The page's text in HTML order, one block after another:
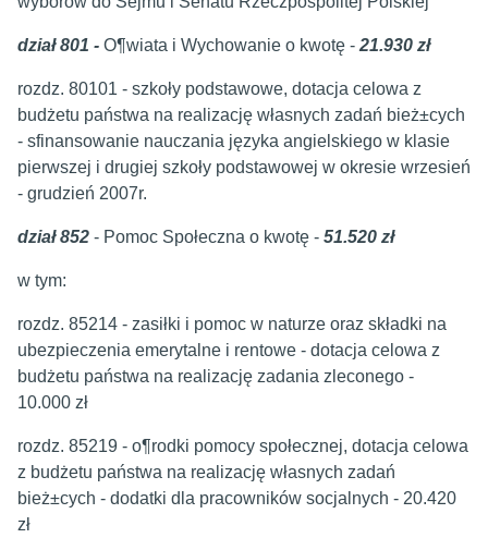
dział 801 - O¶wiata i Wychowanie o kwotę - 21.930 zł
rozdz. 80101 - szkoły podstawowe, dotacja celowa z
budżetu państwa na realizację własnych zadań bież±cych
- sfinansowanie nauczania języka angielskiego w klasie
pierwszej i drugiej szkoły podstawowej w okresie wrzesień
- grudzień 2007r.
dział 852 - Pomoc Społeczna o kwotę - 51.520 zł
w tym:
rozdz. 85214 - zasiłki i pomoc w naturze oraz składki na
ubezpieczenia emerytalne i rentowe - dotacja celowa z
budżetu państwa na realizację zadania zleconego -
10.000 zł
rozdz. 85219 - o¶rodki pomocy społecznej, dotacja celowa
z budżetu państwa na realizację własnych zadań
bież±cych - dodatki dla pracowników socjalnych - 20.420
zł